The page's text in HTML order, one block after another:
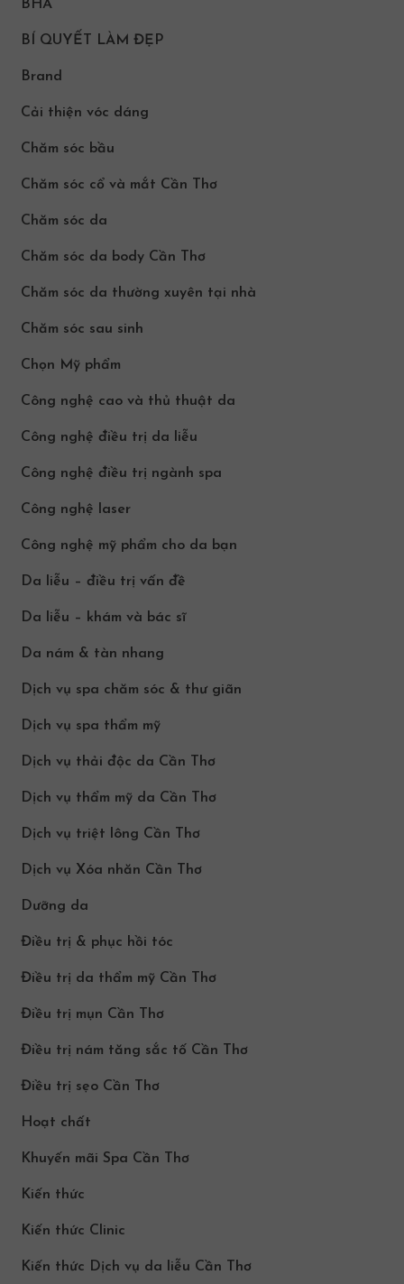
BHA
BÍ QUYẾT LÀM ĐẸP
Brand
Cải thiện vóc dáng
Chăm sóc bầu
Chăm sóc cổ và mắt Cần Thơ
Chăm sóc da
Chăm sóc da body Cần Thơ
Chăm sóc da thường xuyên tại nhà
Chăm sóc sau sinh
Chọn Mỹ phẩm
Công nghệ cao và thủ thuật da
Công nghệ điều trị da liễu
Công nghệ điều trị ngành spa
Công nghệ laser
Công nghệ mỹ phẩm cho da bạn
Da liễu – điều trị vấn đề
Da liễu – khám và bác sĩ
Da nám & tàn nhang
Dịch vụ spa chăm sóc & thư giãn
Dịch vụ spa thẩm mỹ
Dịch vụ thải độc da Cần Thơ
Dịch vụ thẩm mỹ da Cần Thơ
Dịch vụ triệt lông Cần Thơ
Dịch vụ Xóa nhăn Cần Thơ
Dưỡng da
Điều trị & phục hồi tóc
Điều trị da thẩm mỹ Cần Thơ
Điều trị mụn Cần Thơ
Điều trị nám tăng sắc tố Cần Thơ
Điều trị sẹo Cần Thơ
Hoạt chất
Khuyến mãi Spa Cần Thơ
Kiến thức
Kiến thức Clinic
Kiến thức Dịch vụ da liễu Cần Thơ